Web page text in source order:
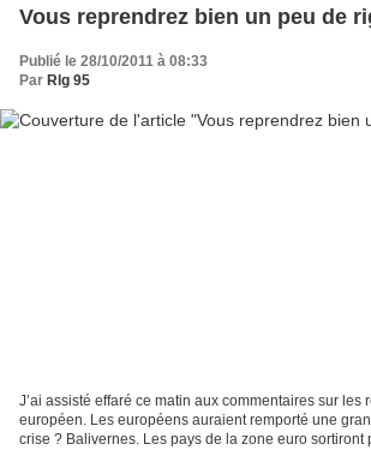
Vous reprendrez bien un peu de
Publié le 28/10/2011 à 08:33
Par Rlg 95
J’ai assisté effaré ce matin aux commentaires sur les
européen. Les européens auraient remporté une
crise ? Balivernes. Les pays de la zone euro sortiront